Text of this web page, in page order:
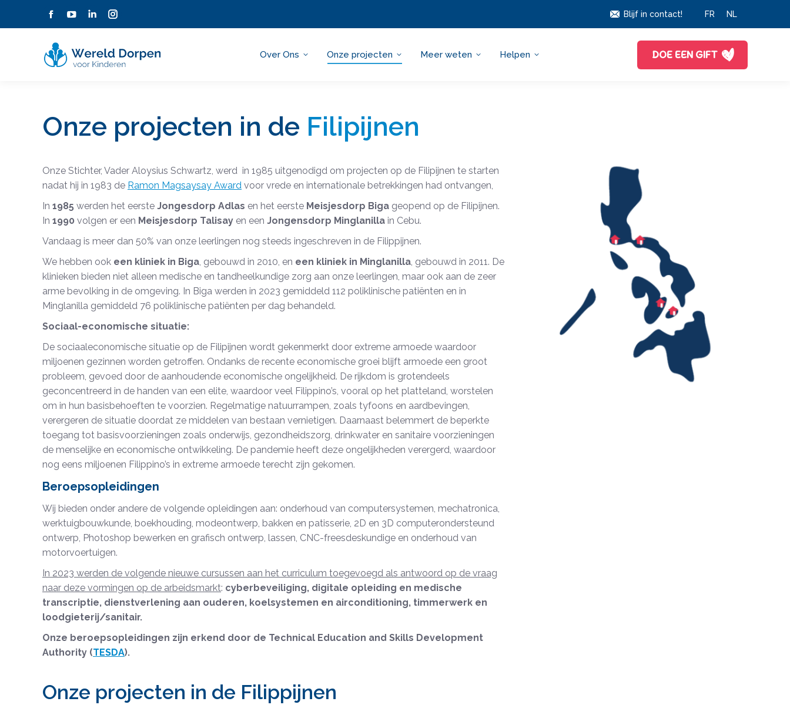
page
opens
YouTube
opens
Linkedin
opens
Instagram
opens
Blijf in contact! FR NL
Over Ons Onze projecten Meer weten Helpen DOE EEN GIFT
Onze projecten in de Filipijnen
Onze Stichter, Vader Aloysius Schwartz, werd in 1985 uitgenodigd om projecten op de Filipijnen te starten
nadat hij in 1983 de Ramon Magsaysay Award voor vrede en internationale betrekkingen had ontvangen,
In 1985 werden het eerste Jongesdorp Adlas en het eerste Meisjesdorp Biga geopend op de Filipijnen.
In 1990 volgen er een Meisjesdorp Talisay en een Jongensdorp Minglanilla in Cebu.
Vandaag is meer dan 50% van onze leerlingen nog steeds ingeschreven in de Filippijnen.
We hebben ook een kliniek in Biga, gebouwd in 2010, en een kliniek in Minglanilla, gebouwd in 2011. De
klinieken bieden niet alleen medische en tandheelkundige zorg aan onze leerlingen, maar ook aan de zeer
arme bevolking in de omgeving. In Biga werden in 2023 gemiddeld 112 poliklinische patiënten en in
Minglanilla gemiddeld 76 poliklinische patiënten per dag behandeld.
Sociaal-economische situatie:
De sociaaleconomische situatie op de Filipijnen wordt gekenmerkt door extreme armoede waardoor
miljoenen gezinnen worden getroffen. Ondanks de recente economische groei blijft armoede een groot
probleem, gevoed door de aanhoudende economische ongelijkheid. De rijkdom is grotendeels
geconcentreerd in de handen van een elite, waardoor veel Filippino’s, vooral op het platteland, worstelen
om in hun basisbehoeften te voorzien. Regelmatige natuurrampen, zoals tyfoons en aardbevingen,
verergeren de situatie doordat ze middelen van bestaan vernietigen. Daarnaast belemmert de beperkte
toegang tot basisvoorzieningen zoals onderwijs, gezondheidszorg, drinkwater en sanitaire voorzieningen
de menselijke en economische ontwikkeling. De pandemie heeft deze ongelijkheden verergerd, waardoor
nog eens miljoenen Filippino’s in extreme armoede terecht zijn gekomen.
Beroepsopleidingen
Wij bieden onder andere de volgende opleidingen aan: onderhoud van computersystemen, mechatronica,
werktuigbouwkunde, boekhouding, modeontwerp, bakken en patisserie, 2D en 3D computerondersteund
ontwerp, Photoshop bewerken en grafisch ontwerp, lassen, CNC-freesdeskundige en onderhoud van
motorvoertuigen.
In 2023 werden de volgende nieuwe cursussen aan het curriculum toegevoegd als antwoord op de vraag
naar deze vormingen op de arbeidsmarkt: cyberbeveiliging, digitale opleiding en medische
transcriptie, dienstverlening aan ouderen, koelsystemen en airconditioning, timmerwerk en
loodgieterij/sanitair.
Onze beroepsopleidingen zijn erkend door de Technical Education and Skills Development
Authority (TESDA).
Onze projecten in de Filippijnen